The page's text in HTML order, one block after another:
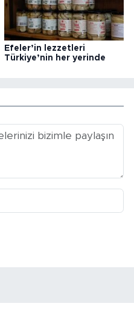
Efeler’in lezzetleri
Türkiye’nin her yerinde